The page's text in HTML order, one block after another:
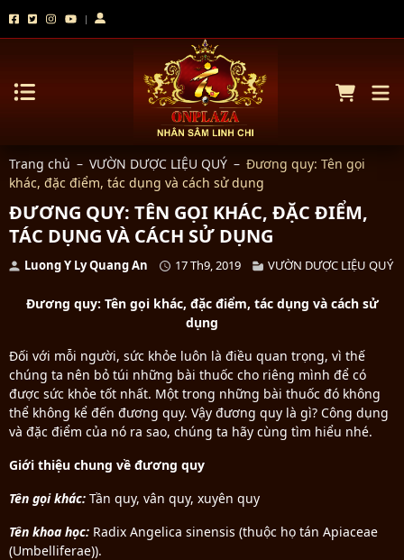
Trang chủ – VƯỜN DƯỢC LIỆU QUÝ – Đương quy: Tên gọi
khác, đặc điểm, tác dụng và cách sử dụng
ĐƯƠNG QUY: TÊN GỌI KHÁC, ĐẶC ĐIỂM,
TÁC DỤNG VÀ CÁCH SỬ DỤNG
Luong Y Ly Quang An 17 Th9, 2019 VƯỜN DƯỢC LIỆU QUÝ
Đương quy: Tên gọi khác, đặc điểm, tác dụng và cách sử
dụng
Đối với mỗi người, sức khỏe luôn là điều quan trọng, vì thế
chúng ta nên bỏ túi những bài thuốc cho riêng mình để có
được sức khỏe tốt nhất. Một trong những bài thuốc đó không
thể không kể đến đương quy. Vậy đương quy là gì? Công dụng
và đặc điểm của nó ra sao, chúng ta hãy cùng tìm hiểu nhé.
Giới thiệu chung về đương quy
Tên gọi khác: Tần quy, vân quy, xuyên quy
Tên khoa học: Radix Angelica sinensis (thuộc họ tán Apiaceae
(Umbelliferae)).